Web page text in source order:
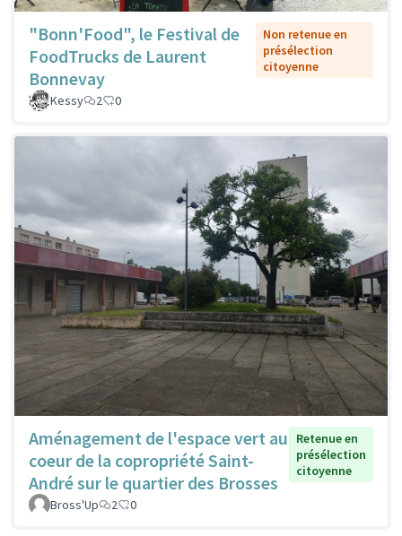
"Bonn'Food", le Festival de
FoodTrucks de Laurent
Bonnevay
Non retenue en
présélection
citoyenne
Kessy 2 0
Aménagement de l'espace vert au
coeur de la copropriété Saint-
André sur le quartier des Brosses
Retenue en
présélection
citoyenne
Bross'Up 2 0